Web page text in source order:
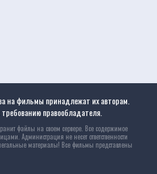
на фильмы принадлежат их авторам.
требованию правообладателя.
хранит файлы на своем сервере. Все содержимое
Администрация не несет ответственности
материалы! Все фильмы представлены